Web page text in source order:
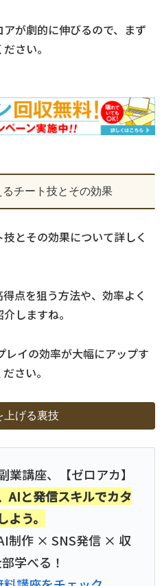
が劇的に伸びるので、まず
さい。
チート技とその効果
とその効果について詳しく
点を狙う方法や、効率よく
しますね。
イの効率が大幅にアップす
さい。
上げる裏技
業講座、【ゼロアカ】
AIと発信スキルでカタ
よう。
制作 × SNS発信 × 収
学べる！